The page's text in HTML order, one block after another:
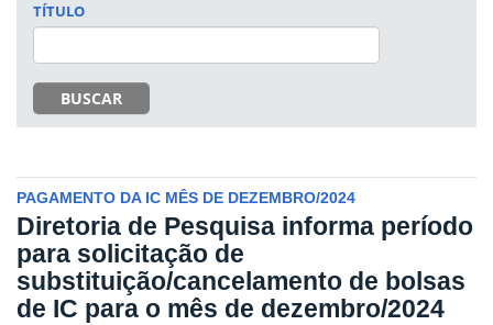
TÍTULO
BUSCAR
PAGAMENTO DA IC MÊS DE DEZEMBRO/2024
Diretoria de Pesquisa informa período
para solicitação de
substituição/cancelamento de bolsas
de IC para o mês de dezembro/2024